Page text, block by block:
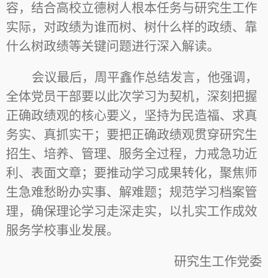
容，结合高校立德树人根本任务与研究生工作
实际，对政绩为谁而树、树什么样的政绩、靠
什么树政绩等关键问题进行深入解读。
会议最后，周平鑫作总结发言，他强调，
全体党员干部要以此次学习为契机，深刻把握
正确政绩观的核心要义，坚持为民造福、求真
务实、真抓实干；要把正确政绩观贯穿研究生
招生、培养、管理、服务全过程，力戒急功近
利、表面文章；要推动学习成果转化，聚焦师
生急难愁盼办实事、解难题；规范学习档案管
理，确保理论学习走深走实，以扎实工作成效
服务学校事业发展。
研究生工作党委